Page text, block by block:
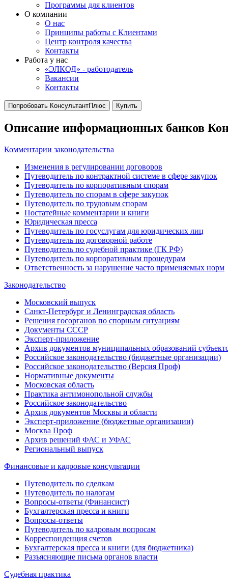
Программы для клиентов
О компании
О нас
Принципы работы с Клиентами
Центр контроля качества
Контакты
Работа у нас
«ЭЛКОД» - работодатель
Вакансии
Контакты
Попробовать КонсультантПлюс Купить
Описание информационных банков
Комментарии законодательства
Изменения в регулировании договоров
Путеводитель по контрактной системе в сфере закупок
Путеводитель по корпоративным спорам
Путеводитель по спорам в сфере закупок
Путеводитель по трудовым спорам
Постатейные комментарии и книги
Юридическая пресса
Путеводитель по госуслугам для юридических лиц
Путеводитель по договорной работе
Путеводитель по судебной практике (ГК РФ)
Путеводитель по корпоративным процедурам
Ответственность за нарушение часто применяемых норм
Законодательство
Московский выпуск
Санкт-Петербург и Ленинградская область
Решения госорганов по спорным ситуациям
Документы СССР
Эксперт-приложение
Архив документов муниципальных образований
Российское законодательство (бюджетные организации)
Российское законодательство (Версия Проф)
Нормативные документы
Московская область
Практика антимонопольной службы
Российское законодательство
Архив документов Москвы и области
Эксперт-приложение (бюджетные организации)
Москва Проф
Архив решений ФАС и УФАС
Региональный выпуск
Финансовые и кадровые консультации
Путеводитель по сделкам
Путеводитель по налогам
Вопросы-ответы (Финансист)
Бухгалтерская пресса и книги
Вопросы-ответы
Путеводитель по кадровым вопросам
Корреспонденция счетов
Бухгалтерская пресса и книги (для бюджетника)
Разъясняющие письма органов власти
Судебная практика